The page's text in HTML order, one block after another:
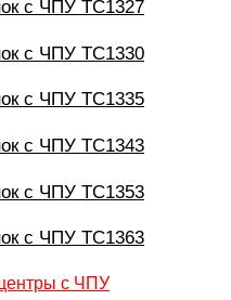
с ЧПУ ТС1327
с ЧПУ ТС1330
с ЧПУ ТС1335
с ЧПУ ТС1343
с ЧПУ ТС1353
с ЧПУ ТС1363
с ЧПУ